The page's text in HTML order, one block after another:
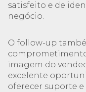
satisfeito e de
negócio.
O follow-up
imagem do
excelente
oferecer suporte